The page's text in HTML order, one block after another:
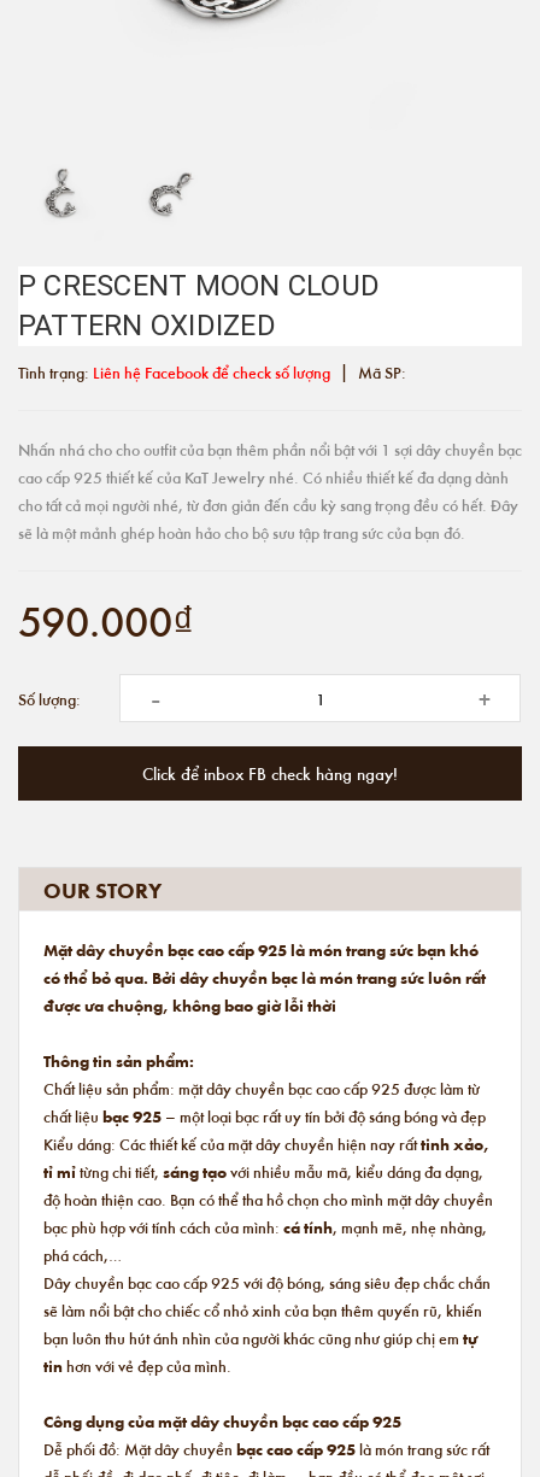
P CRESCENT MOON CLOUD
PATTERN OXIDIZED
Tình trạng: Liên hệ Facebook để check số lượng | Mã SP:
Nhấn nhá cho cho outfit của bạn thêm phần nổi bật với 1 sợi dây chuyền bạc
cao cấp 925 thiết kế của KaT Jewelry nhé. Có nhiều thiết kế đa dạng dành
cho tất cả mọi người nhé, từ đơn giản đến cầu kỳ sang trọng đều có hết. Đây
sẽ là một mảnh ghép hoàn hảo cho bộ sưu tập trang sức của bạn đó.
590.000₫
Số lượng: - +
Click để inbox FB check hàng ngay!
OUR STORY
Mặt dây chuyền bạc cao cấp 925 là món trang sức bạn khó
có thể bỏ qua. Bởi dây chuyền bạc là món trang sức luôn rất
được ưa chuộng, không bao giờ lỗi thời
Thông tin sản phẩm:
Chất liệu sản phẩm: mặt dây chuyền bạc cao cấp 925 được làm từ
chất liệu bạc 925 – một loại bạc rất uy tín bởi độ sáng bóng và đẹp
Kiểu dáng: Các thiết kế của mặt dây chuyền hiện nay rấttinh xảo,
tỉ mỉtừng chi tiết, sáng tạovới nhiều mẫu mã, kiểu dáng đa dạng,
độ hoàn thiện cao. Bạn có thể tha hồ chọn cho mình mặt dây chuyền
bạc phù hợp với tính cách của mình: cá tính, mạnh mẽ, nhẹ nhàng,
phá cách,…
Dây chuyền bạc cao cấp 925 với độ bóng, sáng siêu đẹp chắc chắn
sẽ làm nổi bật cho chiếc cổ nhỏ xinh của bạn thêm quyến rũ, khiến
bạn luôn thu hút ánh nhìn của người khác cũng như giúp chị em tự
tinhơn với vẻ đẹp của mình.
Công dụng của mặt dây chuyền bạc cao cấp 925
Dễ phối đồ: Mặt dây chuyền bạc cao cấp 925là món trang sức rất